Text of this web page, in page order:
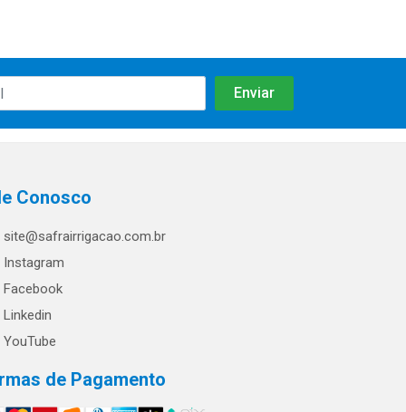
Conosco
site@safrairrigacao.com.br
Instagram
Facebook
Linkedin
YouTube
de Pagamento